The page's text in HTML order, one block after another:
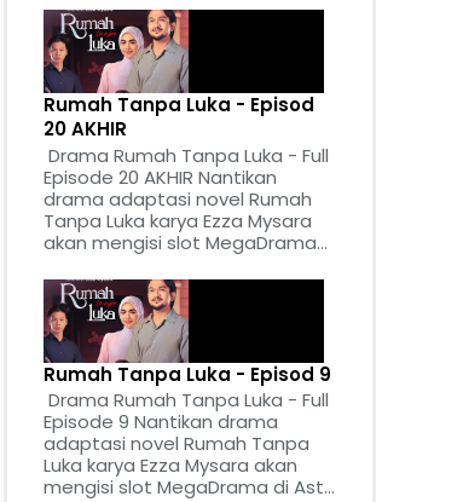
Rumah Tanpa Luka - Episod
20 AKHIR
Drama Rumah Tanpa Luka - Full
Episode 20 AKHIR Nantikan
drama adaptasi novel Rumah
Tanpa Luka karya Ezza Mysara
akan mengisi slot MegaDrama...
Rumah Tanpa Luka - Episod 9
Drama Rumah Tanpa Luka - Full
Episode 9 Nantikan drama
adaptasi novel Rumah Tanpa
Luka karya Ezza Mysara akan
mengisi slot MegaDrama di Ast...